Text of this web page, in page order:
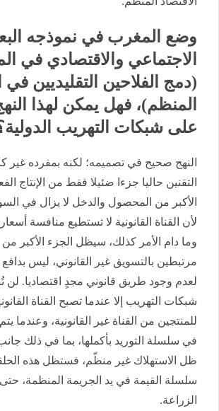
وضع المغرب في نموذجه
الاجتماعي والاقتصادي في
(دمج الفلاحين التقليديين في
المنظم)، فهل يمكن لهذا
على شبكات التهريب
النهج صحيح في تصميمه؛ لكنه بمفرده غير
التقنين حاليا جزءا ضئيلا فقط من الإنتاج
الأكبر من المحصول والدخل لا يزال في
لأن القناة القانونية لا تستطيع منافسة
وما دام الأمر كذلك، سيظل الجزء الأكبر من
مرتبطين بالتسويق غير القانوني، ليس
لعدم وجود طريق قانوني مجدٍ اقتصاديا. لن
شبكات التهريب إلا عندما تصبح القناة
للمنتجين من القناة غير القانونية، وعندما
في سلسلة التوريد بأكملها، بما في ذلك جانب
ظل الاستهلاك غير منظّم، فستظل هذه
سلسلة القيمة في يد الجريمة المنظمة، حتى
الزراعة.